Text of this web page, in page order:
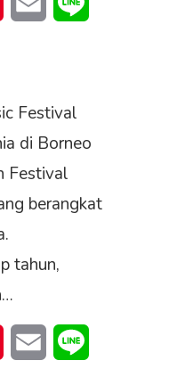
Festival
di Borneo
Festival
berangkat
tahun,
PinterestEmail